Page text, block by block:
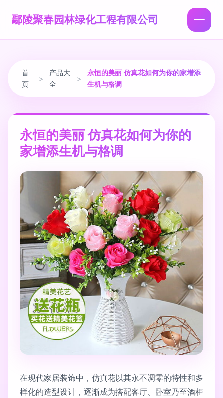
鄢陵聚春园林绿化工程有限公司
首
页
>
产品大
全
>
永恒的美丽 仿真花如何为你的家增添
生机与格调
永恒的美丽 仿真花如何为你的
家增添生机与格调
在现代家居装饰中，仿真花以其永不凋零的特性和多
样化的造型设计，逐渐成为搭配客厅、卧室乃至酒柜